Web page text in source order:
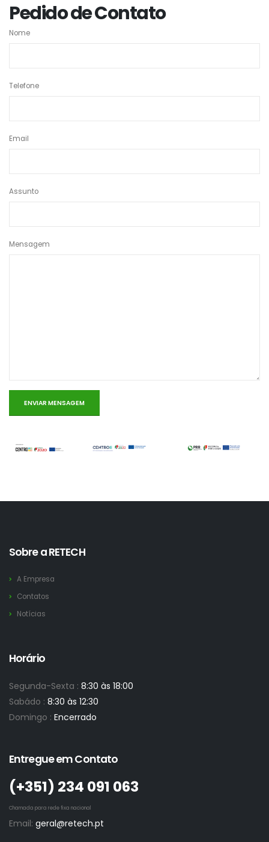
Pedido de Contato
Nome
Telefone
Email
Assunto
Mensagem
Sobre a RETECH
A Empresa
Contatos
Notícias
Horário
Segunda-Sexta : 8:30 às 18:00
Sabádo : 8:30 às 12:30
Domingo : Encerrado
Entregue em Contato
(+351)­ 234 091 063
Chamada para rede fixa nacional
Email: geral@retech.pt